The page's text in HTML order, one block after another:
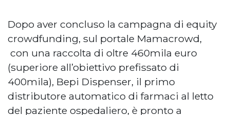
Dopo aver concluso la campagna di equity
crowdfunding, sul portale Mamacrowd,
con una raccolta di oltre 460mila euro
(superiore all’obiettivo prefissato di
400mila), Bepi Dispenser, il primo
distributore automatico di farmaci al letto
del paziente ospedaliero, è pronto a